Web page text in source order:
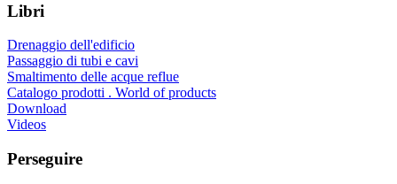
Libri
Drenaggio dell'edificio
Passaggio di tubi e cavi
Smaltimento delle acque reflue
Catalogo prodotti . World of products
Download
Videos
Perseguire